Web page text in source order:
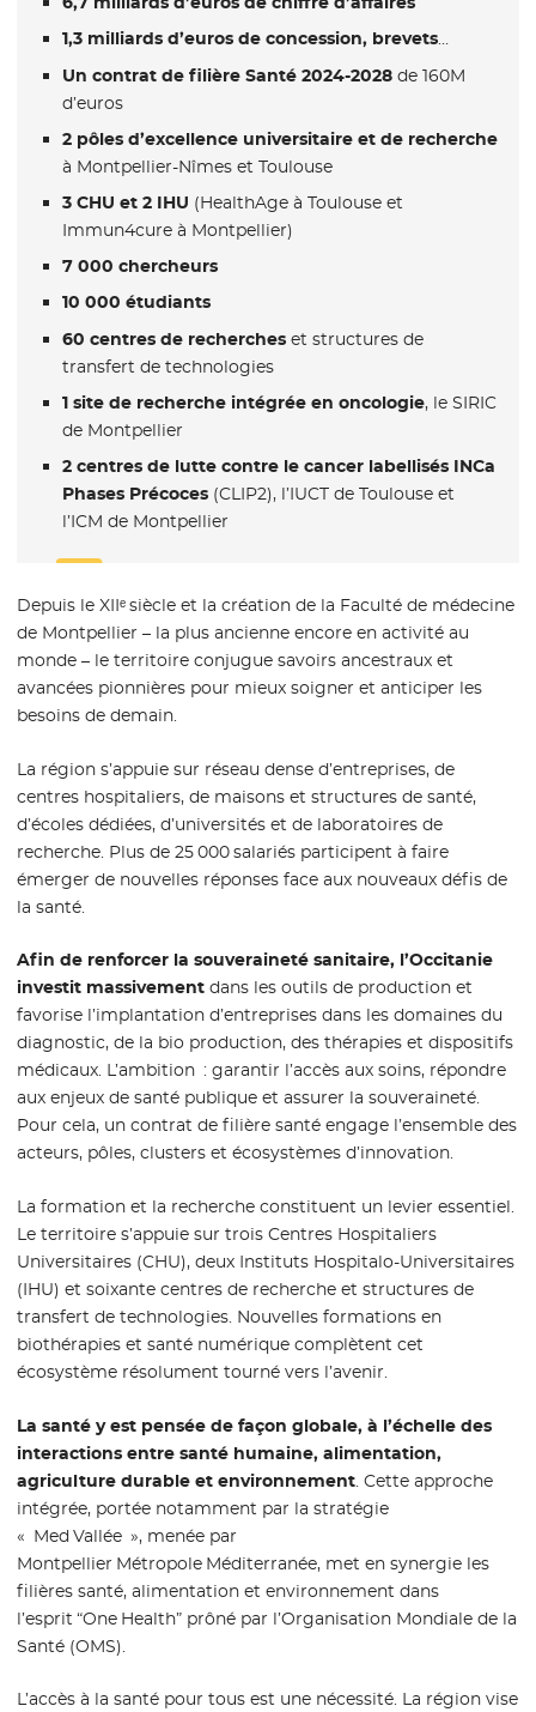
1,3 milliards d’euros de concession, brevets…
Un contrat de filière Santé 2024-2028de 160M
d’euros
2 pôles d’excellence universitaire et de recherche
à Montpellier-Nîmes et Toulouse
3 CHU et 2 IHU (HealthAge à Toulouse et
Immun4cure à Montpellier)
7 000 chercheurs
10 000 étudiants
60 centres de rechercheset structures de
transfert de technologies
1 site de recherche intégrée en oncologie, le SIRIC
de Montpellier
2 centres de lutte contre le cancer labellisés INCa
Phases Précoces(CLIP2), l’IUCT de Toulouse et
l’ICM de Montpellier
Depuis le XIIᵉ siècle et la création de la Faculté de médecine
de Montpellier – la plus ancienne encore en activité au
monde – le territoire conjugue savoirs ancestraux et
avancées pionnières pour mieux soigner et anticiper les
besoins de demain.
La région s’appuie sur réseau dense d’entreprises, de
centres hospitaliers, de maisons et structures de santé,
d’écoles dédiées, d’universités et de laboratoires de
recherche. Plus de 25 000 salariés participent à faire
émerger de nouvelles réponses face aux nouveaux défis de
la santé.
Afin de renforcer la souveraineté sanitaire, l’Occitanie
investit massivement dans les outils de production et
favorise l’implantation d’entreprises dans les domaines du
diagnostic, de la bio production, des thérapies et dispositifs
médicaux. L’ambition : garantir l’accès aux soins, répondre
aux enjeux de santé publique et assurer la souveraineté.
Pour cela, un contrat de filière santé engage l’ensemble des
acteurs, pôles, clusters et écosystèmes d’innovation.
La formation et la recherche constituent un levier essentiel.
Le territoire s’appuie sur trois Centres Hospitaliers
Universitaires (CHU), deux Instituts Hospitalo-Universitaires
(IHU) et soixante centres de recherche et structures de
transfert de technologies. Nouvelles formations en
biothérapies et santé numérique complètent cet
écosystème résolument tourné vers l’avenir.
La santé y est pensée de façon globale, à l’échelle des
interactions entre santé humaine, alimentation,
agriculture durable et environnement . Cette approche
intégrée, portée notamment par la stratégie
« Med Vallée », menée par
Montpellier Métropole Méditerranée, met en synergie les
filières santé, alimentation et environnement dans
l’esprit “One Health” prôné par l’Organisation Mondiale de la
Santé (OMS).
L’accès à la santé pour tous est une nécessité. La région vise